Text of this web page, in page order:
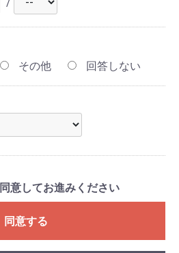
その他 回答しない
意してお進みください
同意する